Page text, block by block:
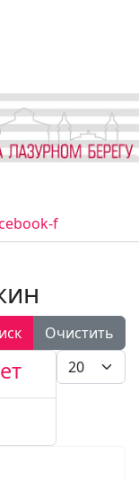
f
Очистить
Кол-во